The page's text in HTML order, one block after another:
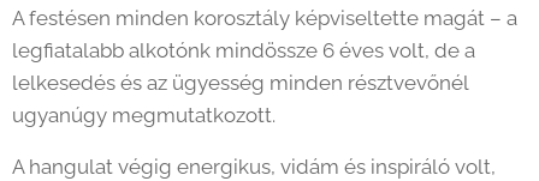
A festésen minden korosztály képviseltette magát – a
legfiatalabb alkotónk mindössze 6 éves volt, de a
lelkesedés és az ügyesség minden résztvevőnél
ugyanúgy megmutatkozott.
A hangulat végig energikus, vidám és inspiráló volt,